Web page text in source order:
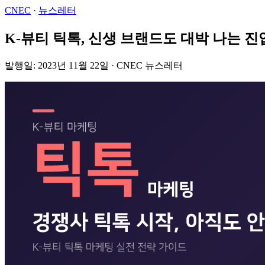
CNEC · 뉴스레터
K-뷰티 틱톡, 신생 브랜드도 대박 나는 진
발행일: 2023년 11월 22일 · CNEC 뉴스레터